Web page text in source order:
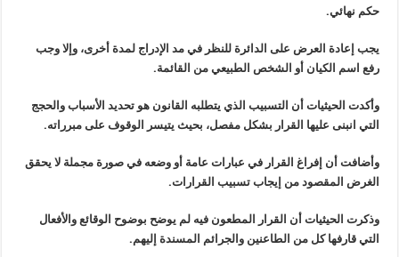
حكم نهائي.
يجب إعادة العرض على الدائرة للنظر في مد الإدراج لمدة أخرى، وإلا وجب
رفع اسم الكيان أو الشخص الطبيعي من القائمة.
وأكدت الحيثيات أن التسبيب الذي يتطلبه القانون هو تحديد الأسباب والحجج
التي انبنى عليها القرار بشكل مفصل، بحيث يتيسر الوقوف على مبرراته.
وأضافت أن إفراغ القرار في عبارات عامة أو وضعه في صورة مجملة لا يحقق
الغرض المقصود من إيجاب تسبيب القرارات.
وذكرت الحيثيات أن القرار المطعون فيه لم يوضح بوضوح الوقائع والأفعال
التي قارفها كل من الطاعنين والجرائم المسندة إليهم.